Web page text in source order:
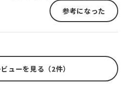
参考になった
ューを見る（2件）